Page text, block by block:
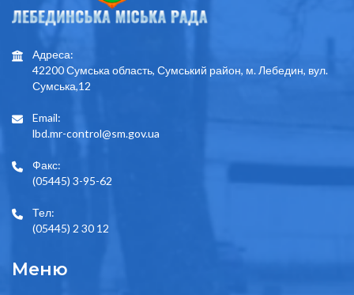
Адреса:
42200 Сумська область, Сумський район, м. Лебедин, вул.
Сумська,12
Email:
lbd.mr-control@sm.gov.ua
Факс:
(05445) 3-95-62
Тел:
(05445) 2 30 12
Меню